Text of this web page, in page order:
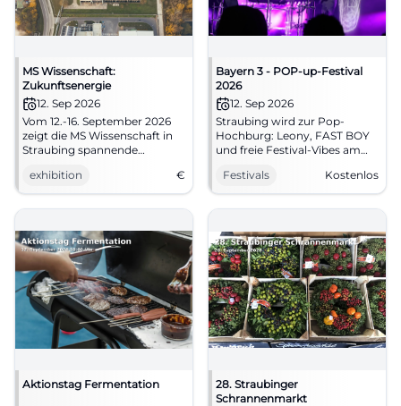
MS Wissenschaft:
Zukunftsenergie
12. Sep 2026
Vom 12.-16. September 2026
zeigt die MS Wissenschaft in
Straubing spannende
Zukunftsenergie. Der Eintritt
ist frei!
exhibition €
Bayern 3 - POP-up-Festival
2026
12. Sep 2026
Straubing wird zur Pop-
Hochburg: Leony, FAST BOY
und freie Festival-Vibes am
frei. Jetzt vormerken!
#Festival
Festivals Kostenlos
Aktionstag Fermentation
28. Straubinger
Schrannenmarkt